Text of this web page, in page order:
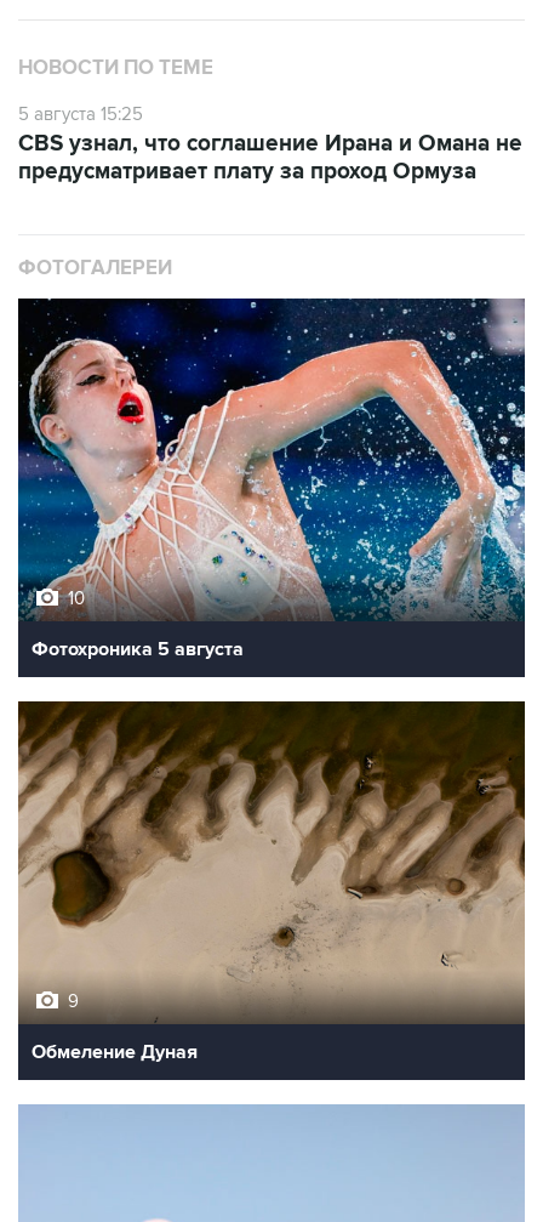
НОВОСТИ ПО ТЕМЕ
5 августа 15:25
CBS узнал, что соглашение Ирана и Омана не
предусматривает плату за проход Ормуза
ФОТОГАЛЕРЕИ
10
Фотохроника 5 августа
9
Обмеление Дуная